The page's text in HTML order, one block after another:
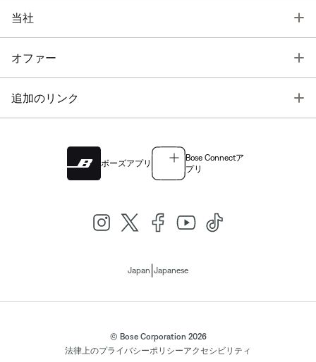
当社
オファー
追加のリンク
ボーズアプリ
Bose Connectア
プリ
Japan Japanese
© Bose Corporation 2026
法律上のプライバシーポリシーアクセシビリティ